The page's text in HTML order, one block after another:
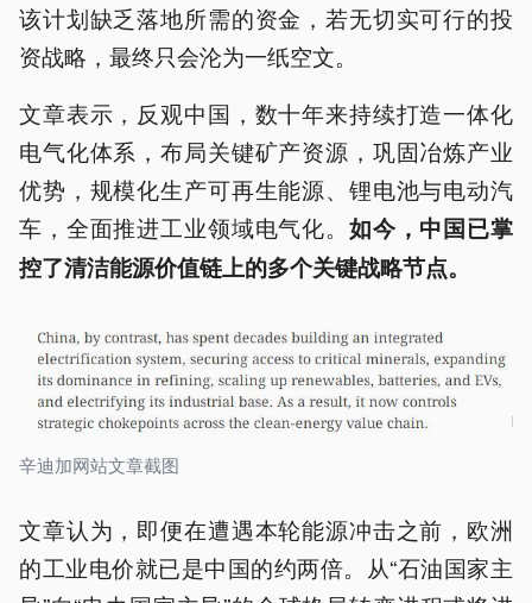
该计划缺乏落地所需的资金，若无切实可行的投
资战略，最终只会沦为一纸空文。
文章表示，反观中国，数十年来持续打造一体化
电气化体系，布局关键矿产资源，巩固冶炼产业
优势，规模化生产可再生能源、锂电池与电动汽
车，全面推进工业领域电气化。 如今，中国已掌
控了清洁能源价值链上的多个关键战略节点。
辛迪加网站文章截图
文章认为，即便在遭遇本轮能源冲击之前，欧洲
的工业电价就已是中国的约两倍。从“石油国家主